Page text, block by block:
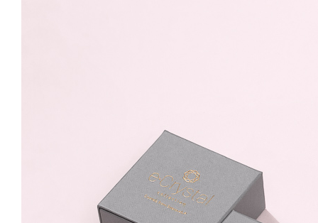
cu rodiu cu cristale
Swarovski® Minipear
12mm Surub Aurore
Boreale